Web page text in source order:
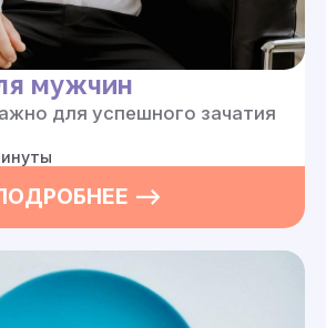
мужчин
для успешного зачатия
—>